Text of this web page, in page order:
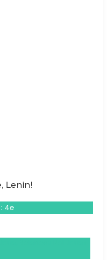
Lenin!
4e